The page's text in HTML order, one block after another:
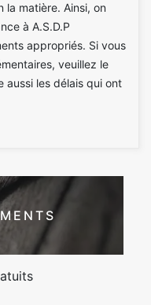
la matière. Ainsi, on
à A.S.D.P
appropriés. Si vous
veuillez le
aussi les délais qui ont